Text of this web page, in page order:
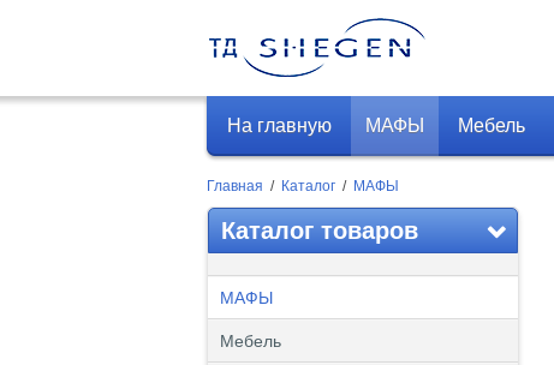
На главную МАФЫ Мебель
Главная / Каталог / МАФЫ
Каталог товаров
МАФЫ
Мебель